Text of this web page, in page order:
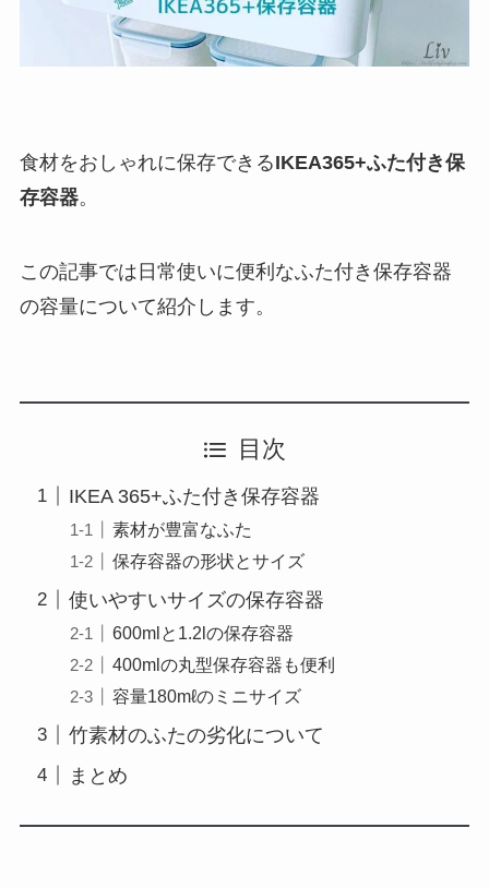
食材をおしゃれに保存できるIKEA365+ふた付き保
存容器。
この記事では日常使いに便利なふた付き保存容器
の容量について紹介します。
目次
IKEA 365+ふた付き保存容器
素材が豊富なふた
保存容器の形状とサイズ
使いやすいサイズの保存容器
600mlと1.2lの保存容器
400mlの丸型保存容器も便利
容量180mℓのミニサイズ
竹素材のふたの劣化について
まとめ